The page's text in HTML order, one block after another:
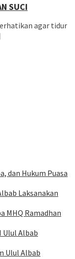
SUCI
agar tidur
dan Hukum Puasa
Laksanakan
MHQ Ramadhan
Ulul Albab
Ulul Albab